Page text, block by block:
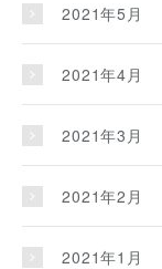
2021年5月
2021年4月
2021年3月
2021年2月
2021年1月